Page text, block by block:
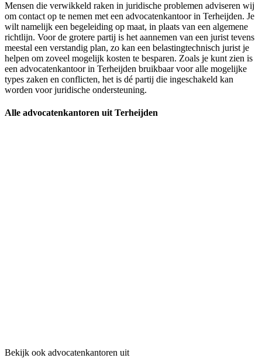
Mensen die verwikkeld raken in juridische problemen adviseren wij
om contact op te nemen met een advocatenkantoor in Terheijden. Je
wilt namelijk een begeleiding op maat, in plaats van een algemene
richtlijn. Voor de grotere partij is het aannemen van een jurist tevens
meestal een verstandig plan, zo kan een belastingtechnisch jurist je
helpen om zoveel mogelijk kosten te besparen. Zoals je kunt zien is
een advocatenkantoor in Terheijden bruikbaar voor alle mogelijke
types zaken en conflicten, het is dé partij die ingeschakeld kan
worden voor juridische ondersteuning.
Alle advocatenkantoren uit Terheijden
Bekijk ook advocatenkantoren uit